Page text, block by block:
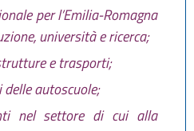
per l’Emilia-Romagna
università e ricerca;
e trasporti;
autoscuole;
nel settore di cui alla